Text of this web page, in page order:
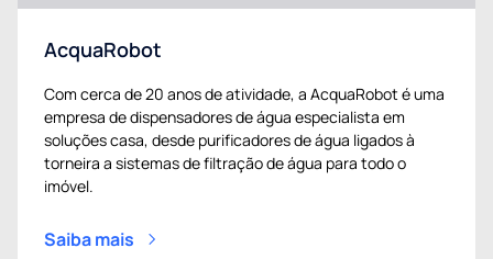
AcquaRobot
Com cerca de 20 anos de atividade, a AcquaRobot é uma
empresa de dispensadores de água especialista em
soluções casa, desde purificadores de água ligados à
torneira a sistemas de filtração de água para todo o
imóvel.
Saiba mais